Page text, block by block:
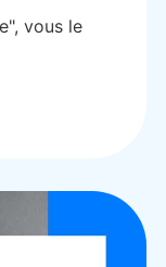
vous le